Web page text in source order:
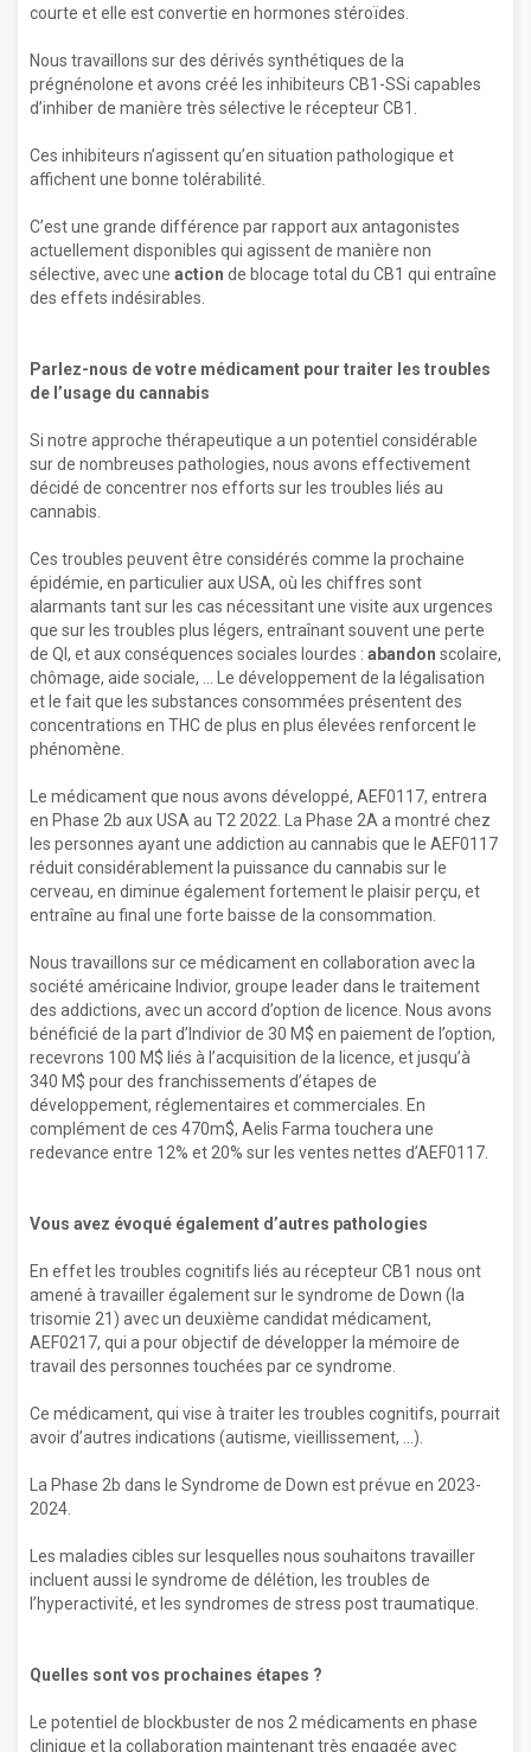
courte et elle est convertie en hormones stéroïdes.
Nous travaillons sur des dérivés synthétiques de la
prégnénolone et avons créé les inhibiteurs CB1-SSi capables
d’inhiber de manière très sélective le récepteur CB1.
Ces inhibiteurs n’agissent qu’en situation pathologique et
affichent une bonne tolérabilité.
C’est une grande différence par rapport aux antagonistes
actuellement disponibles qui agissent de manière non
sélective, avec une action de blocage total du CB1 qui entraîne
des effets indésirables.
Parlez-nous de votre médicament pour traiter les troubles
de l’usage du cannabis
Si notre approche thérapeutique a un potentiel considérable
sur de nombreuses pathologies, nous avons effectivement
décidé de concentrer nos efforts sur les troubles liés au
cannabis.
Ces troubles peuvent être considérés comme la prochaine
épidémie, en particulier aux USA, où les chiffres sont
alarmants tant sur les cas nécessitant une visite aux urgences
que sur les troubles plus légers, entraînant souvent une perte
de QI, et aux conséquences sociales lourdes : abandon scolaire,
chômage, aide sociale, ... Le développement de la légalisation
et le fait que les substances consommées présentent des
concentrations en THC de plus en plus élevées renforcent le
phénomène.
Le médicament que nous avons développé, AEF0117, entrera
en Phase 2b aux USA au T2 2022. La Phase 2A a montré chez
les personnes ayant une addiction au cannabis que le AEF0117
réduit considérablement la puissance du cannabis sur le
cerveau, en diminue également fortement le plaisir perçu, et
entraîne au final une forte baisse de la consommation.
Nous travaillons sur ce médicament en collaboration avec la
société américaine Indivior, groupe leader dans le traitement
des addictions, avec un accord d’option de licence. Nous avons
bénéficié de la part d’Indivior de 30 M$ en paiement de l’option,
recevrons 100 M$ liés à l’acquisition de la licence, et jusqu’à
340 M$ pour des franchissements d’étapes de
développement, réglementaires et commerciales. En
complément de ces 470m$, Aelis Farma touchera une
redevance entre 12% et 20% sur les ventes nettes d’AEF0117.
Vous avez évoqué également d’autres pathologies
En effet les troubles cognitifs liés au récepteur CB1 nous ont
amené à travailler également sur le syndrome de Down (la
trisomie 21) avec un deuxième candidat médicament,
AEF0217, qui a pour objectif de développer la mémoire de
travail des personnes touchées par ce syndrome.
Ce médicament, qui vise à traiter les troubles cognitifs, pourrait
avoir d’autres indications (autisme, vieillissement, …).
La Phase 2b dans le Syndrome de Down est prévue en 2023-
2024.
Les maladies cibles sur lesquelles nous souhaitons travailler
incluent aussi le syndrome de délétion, les troubles de
l’hyperactivité, et les syndromes de stress post traumatique.
Quelles sont vos prochaines étapes ?
Le potentiel de blockbuster de nos 2 médicaments en phase
clinique et la collaboration maintenant très engagée avec